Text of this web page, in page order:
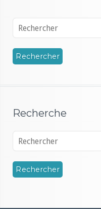
Recherche